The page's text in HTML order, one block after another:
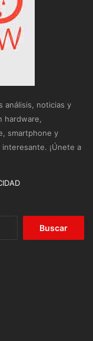
análisis, noticias y
hardware,
smartphone y
¡Únete a